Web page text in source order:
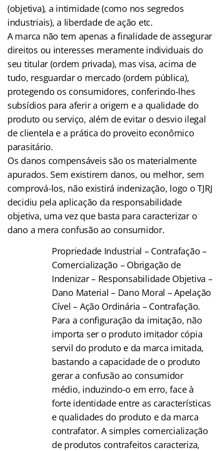
(objetiva), a intimidade (como nos segredos
industriais), a liberdade de ação etc.
A marca não tem apenas a finalidade de assegurar
direitos ou interesses meramente individuais do
seu titular (ordem privada), mas visa, acima de
tudo, resguardar o mercado (ordem pública),
protegendo os consumidores, conferindo-lhes
subsídios para aferir a origem e a qualidade do
produto ou serviço, além de evitar o desvio ilegal
de clientela e a prática do proveito econômico
parasitário.
Os danos compensáveis são os materialmente
apurados. Sem existirem danos, ou melhor, sem
comprová-los, não existirá indenização, logo o TJRJ
decidiu pela aplicação da responsabilidade
objetiva, uma vez que basta para caracterizar o
dano a mera confusão ao consumidor.
Propriedade Industrial – Contrafação –
Comercialização – Obrigação de
Indenizar – Responsabilidade Objetiva –
Dano Material – Dano Moral – Apelação
Cível – Ação Ordinária – Contrafação.
Para a configuração da imitação, não
importa ser o produto imitador cópia
servil do produto e da marca imitada,
bastando a capacidade de o produto
gerar a confusão ao consumidor
médio, induzindo-o em erro, face à
forte identidade entre as características
e qualidades do produto e da marca
contrafator. A simples comercialização
de produtos contrafeitos caracteriza,